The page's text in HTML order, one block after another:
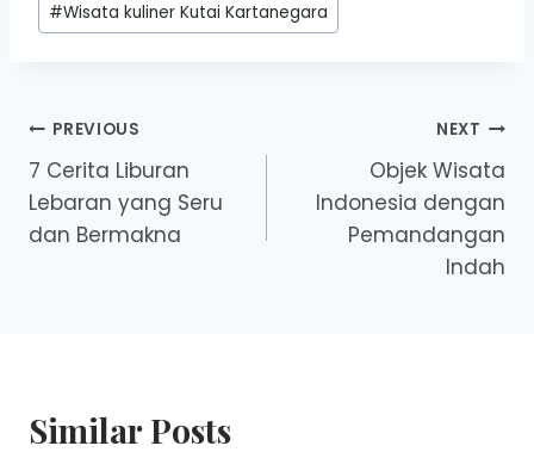
#Wisata kuliner Kutai Kartanegara
Post
navigation
PREVIOUS
7 Cerita Liburan
Lebaran yang Seru
dan Bermakna
NEXT
Objek Wisata
Indonesia dengan
Pemandangan
Indah
Similar Posts